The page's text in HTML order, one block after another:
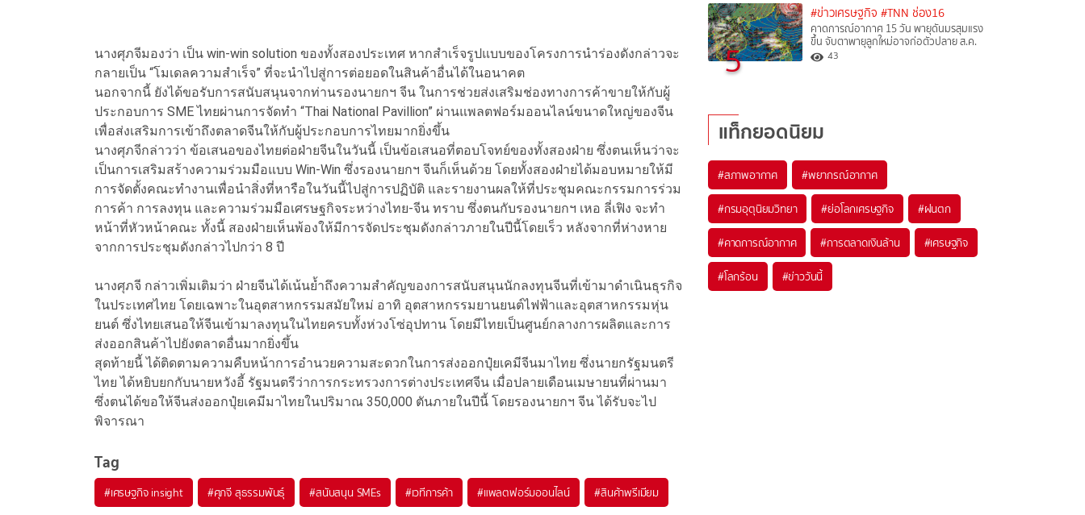
นางศุภจีมองว่า เป็น win-win solution ของทั้งสองประเทศ หากสำเร็จรูปแบบของโครงการนำร่องดังกล่าวจะ
กลายเป็น “โมเดลความสำเร็จ” ที่จะนำไปสู่การต่อยอดในสินค้าอื่นได้ในอนาคต
นอกจากนี้ ยังได้ขอรับการสนับสนุนจากท่านรองนายกฯ จีน ในการช่วยส่งเสริมช่องทางการค้าขายให้กับผู้
ประกอบการ SME ไทยผ่านการจัดทำ “Thai National Pavillion” ผ่านแพลตฟอร์มออนไลน์ขนาดใหญ่ของจีน
เพื่อส่งเสริมการเข้าถึงตลาดจีนให้กับผู้ประกอบการไทยมากยิ่งขึ้น
นางศุภจีกล่าวว่า ข้อเสนอของไทยต่อฝ่ายจีนในวันนี้ เป็นข้อเสนอที่ตอบโจทย์ของทั้งสองฝ่าย ซึ่งตนเห็นว่าจะ
เป็นการเสริมสร้างความร่วมมือแบบ Win-Win ซึ่งรองนายกฯ จีนก็เห็นด้วย โดยทั้งสองฝ่ายได้มอบหมายให้มี
การจัดตั้งคณะทำงานเพื่อนำสิ่งที่หารือในวันนี้ไปสู่การปฏิบัติ และรายงานผลให้ที่ประชุมคณะกรรมการร่วม
การค้า การลงทุน และความร่วมมือเศรษฐกิจระหว่างไทย-จีน ทราบ ซึ่งตนกับรองนายกฯ เหอ ลี่เฟิง จะทำ
หน้าที่หัวหน้าคณะ ทั้งนี้ สองฝ่ายเห็นพ้องให้มีการจัดประชุมดังกล่าวภายในปีนี้โดยเร็ว หลังจากที่ห่างหาย
จากการประชุมดังกล่าวไปกว่า 8 ปี
นางศุภจี กล่าวเพิ่มเติมว่า ฝ่ายจีนได้เน้นย้ำถึงความสำคัญของการสนับสนุนนักลงทุนจีนที่เข้ามาดำเนินธุรกิจ
ในประเทศไทย โดยเฉพาะในอุตสาหกรรมสมัยใหม่ อาทิ อุตสาหกรรมยานยนต์ไฟฟ้าและอุตสาหกรรมหุ่น
ยนต์ ซึ่งไทยเสนอให้จีนเข้ามาลงทุนในไทยครบทั้งห่วงโซ่อุปทาน โดยมีไทยเป็นศูนย์กลางการผลิตและการ
ส่งออกสินค้าไปยังตลาดอื่นมากยิ่งขึ้น
สุดท้ายนี้ ได้ติดตามความคืบหน้าการอำนวยความสะดวกในการส่งออกปุ๋ยเคมีจีนมาไทย ซึ่งนายกรัฐมนตรี
ไทย ได้หยิบยกกับนายหวังอี้ รัฐมนตรีว่าการกระทรวงการต่างประเทศจีน เมื่อปลายเดือนเมษายนที่ผ่านมา
ซึ่งตนได้ขอให้จีนส่งออกปุ๋ยเคมีมาไทยในปริมาณ 350,000 ตันภายในปีนี้ โดยรองนายกฯ จีน ได้รับจะไป
พิจารณา
Tag
#เศรษฐกิจ insight #ศุภจี สุธรรมพันธุ์ #สนับสนุน SMEs #เวทีการค้า #แพลตฟอร์มออนไลน์ #สินค้าพรีเมียม
5
#ข่าวเศรษฐกิจ #TNN ช่อง16
คาดการณ์อากาศ 15 วัน พายุดันมรสุมแรง
ขึ้น จับตาพายุลูกใหม่อาจก่อตัวปลาย ส.ค.
43
แท็กยอดนิยม
#สภาพอากาศ #พยากรณ์อากาศ
#กรมอุตุนิยมวิทยา #ย่อโลกเศรษฐกิจ #ฝนตก
#คาดการณ์อากาศ #การตลาดเงินล้าน #เศรษฐกิจ
#โลกร้อน #ข่าววันนี้